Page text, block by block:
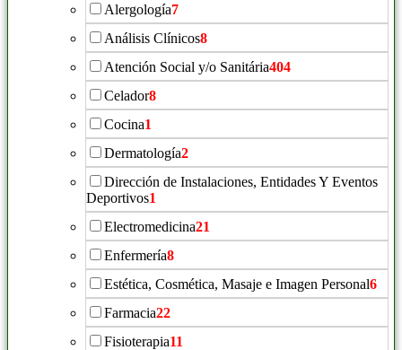
Alergología7
Análisis Clínicos8
Atención Social y/o Sanitária404
Celador8
Cocina1
Dermatología2
Dirección de Instalaciones, Entidades Y Eventos
Deportivos1
Electromedicina21
Enfermería8
Estética, Cosmética, Masaje e Imagen Personal6
Farmacia22
Fisioterapia11